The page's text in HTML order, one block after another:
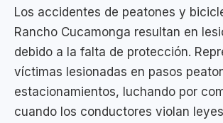
Los accidentes de peatones y
Rancho Cucamonga resultan en
debido a la falta de protección.
víctimas lesionadas en pasos
estacionamientos, luchando por
cuando los conductores violan